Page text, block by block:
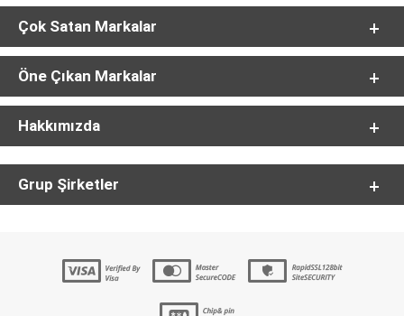
Çok Satan Markalar
Öne Çıkan Markalar
Hakkımızda
Grup Şirketler